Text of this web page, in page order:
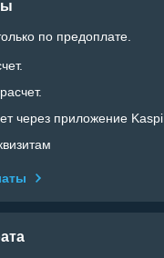
по предоплате.
через приложение Kaspi